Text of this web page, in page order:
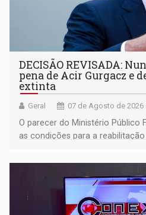
DECISÃO REVISADA:
pena de Acir Gurgacz e
extinta
Geral 07 de Agosto de 2026
O parecer do Ministério Público
as condições para a